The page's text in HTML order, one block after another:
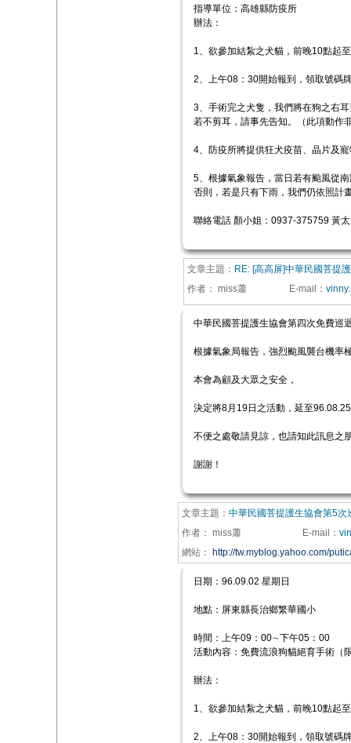
指導單位：高雄縣防疫所
辦法：
1、欲參加結紮之犬貓，前晚10點起
2、上午08：30開始報到，領取號碼
3、手術完之犬隻，我們將在狗之右
若不剪耳，請事先告知。（此項動作
4、防疫所將提供狂犬疫苗、晶片及
5、根據氣象報告，當日若有颱風從
否則，若是只有下雨，我們仍依照計
聯絡電話 顏小姐：0937-375759 黃
文章主題： RE: [高高屏]中華民國菩提
作者： miss蕭 E-mail ：
中華民國菩提護生協會第四次免費巡
根據氣象局報告，強烈颱風襲台機率
本會為顧及大眾之安全，
決定將8月19日之活動，延至
不便之處敬請見諒，也請知此訊息之
謝謝！
文章主題： 中華民國菩提護生協會第5次
作者： miss蕭 E-mail ：
網站： http://tw.myblog.yahoo.com/
日期：96.09.02 星期日
地點：屏東縣長治鄉繁華國小
時間：上午09：00∼下午05：00
活動內容：免費流浪狗貓絕育手術（
辦法：
1、欲參加結紮之犬貓，前晚10點起
2、上午08：30開始報到，領取號碼